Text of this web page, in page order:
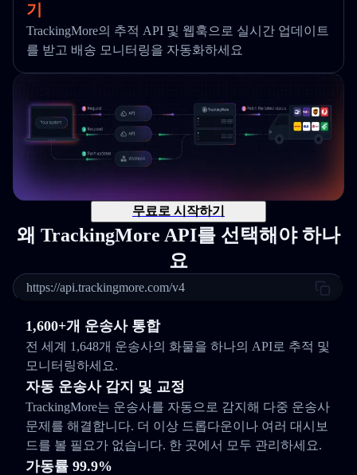
기
TrackingMore의 추적 API 및 웹훅으로 실시간 업데이트
를 받고 배송 모니터링을 자동화하세요
무료로 시작하기
왜 TrackingMore API를 선택해야 하나
요
https://api.trackingmore.com/v4
1,600+개 운송사 통합
전 세계 1,648개 운송사의 화물을 하나의 API로 추적 및
모니터링하세요.
자동 운송사 감지 및 교정
TrackingMore는 운송사를 자동으로 감지해 다중 운송사
문제를 해결합니다. 더 이상 드롭다운이나 여러 대시보
드를 볼 필요가 없습니다. 한 곳에서 모두 관리하세요.
가동률 99.9%